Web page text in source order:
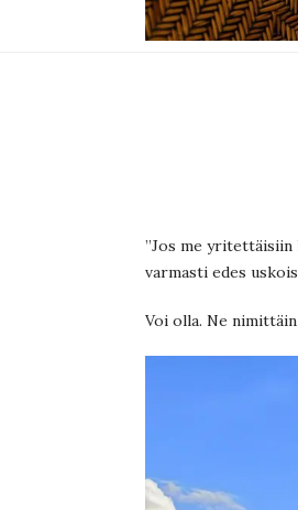
”Jos me yritettäisiin
varmasti edes
Voi olla. Ne